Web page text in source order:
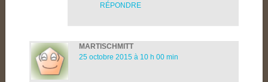
RÉPONDRE
MARTISCHMITT
25 octobre 2015 à 10 h 00 min